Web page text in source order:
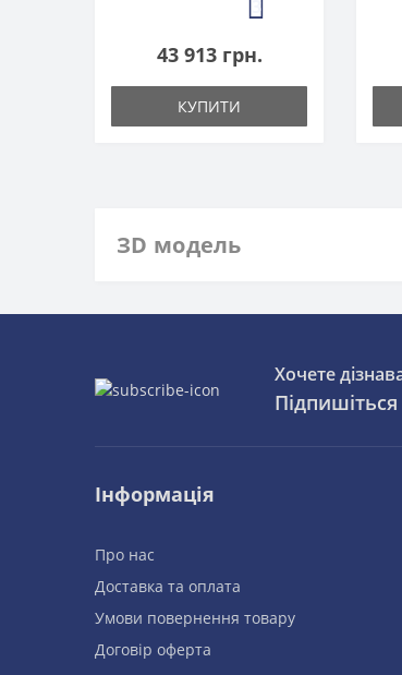
3
43 913 грн.
КУПИТИ
ЗD модель
Хочете
Інформація
Про нас
Доставка та оплата
Умови повернення товару
Договір оферта